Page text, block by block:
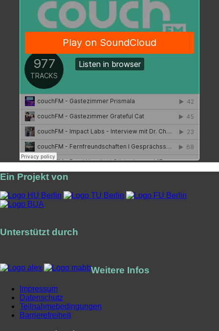
Ein Projekt von
Unterstützt durch
Weitere Infos
Impressum
Datenschutz
Teilnahmebedingungen
Barrierefreiheit